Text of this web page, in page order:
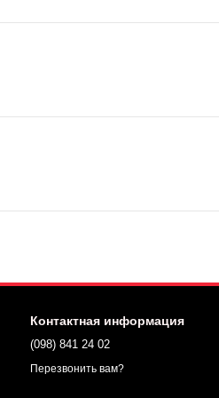
Контактная информация
(098) 841 24 02
Перезвонить вам?